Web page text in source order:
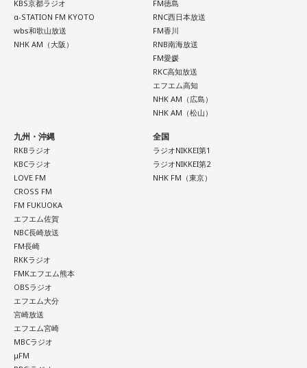
KBS京都ラジオ
α-STATION FM KYOTO
wbs和歌山放送
NHK AM（大阪）
FM徳島
RNC西日本放送
FM香川
RNB南海放送
FM愛媛
RKC高知放送
エフエム高知
NHK AM（広島）
NHK AM（松山）
九州・沖縄
RKBラジオ
KBCラジオ
LOVE FM
CROSS FM
FM FUKUOKA
エフエム佐賀
NBC長崎放送
FM長崎
RKKラジオ
FMKエフエム熊本
OBSラジオ
エフエム大分
宮崎放送
エフエム宮崎
MBCラジオ
μFM
全国
ラジオNIKKEI第1
ラジオNIKKEI第2
NHK FM（東京）